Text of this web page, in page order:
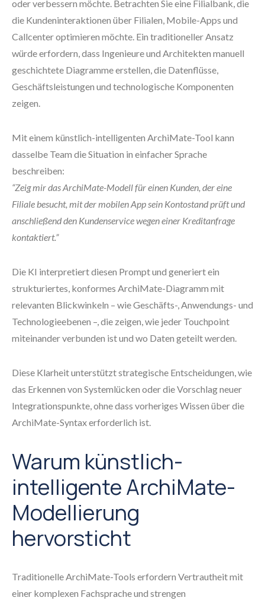
oder verbessern möchte. Betrachten Sie eine Filialbank, die
die Kundeninteraktionen über Filialen, Mobile-Apps und
Callcenter optimieren möchte. Ein traditioneller Ansatz
würde erfordern, dass Ingenieure und Architekten manuell
geschichtete Diagramme erstellen, die Datenflüsse,
Geschäftsleistungen und technologische Komponenten
zeigen.
Mit einem künstlich-intelligenten ArchiMate-Tool kann
dasselbe Team die Situation in einfacher Sprache
beschreiben:
“Zeig mir das ArchiMate-Modell für einen Kunden, der eine
Filiale besucht, mit der mobilen App sein Kontostand prüft und
anschließend den Kundenservice wegen einer Kreditanfrage
kontaktiert.”
Die KI interpretiert diesen Prompt und generiert ein
strukturiertes, konformes ArchiMate-Diagramm mit
relevanten Blickwinkeln – wie Geschäfts-, Anwendungs- und
Technologieebenen –, die zeigen, wie jeder Touchpoint
miteinander verbunden ist und wo Daten geteilt werden.
Diese Klarheit unterstützt strategische Entscheidungen, wie
das Erkennen von Systemlücken oder die Vorschlag neuer
Integrationspunkte, ohne dass vorheriges Wissen über die
ArchiMate-Syntax erforderlich ist.
Warum künstlich-
intelligente ArchiMate-
Modellierung
hervorsticht
Traditionelle ArchiMate-Tools erfordern Vertrautheit mit
einer komplexen Fachsprache und strengen